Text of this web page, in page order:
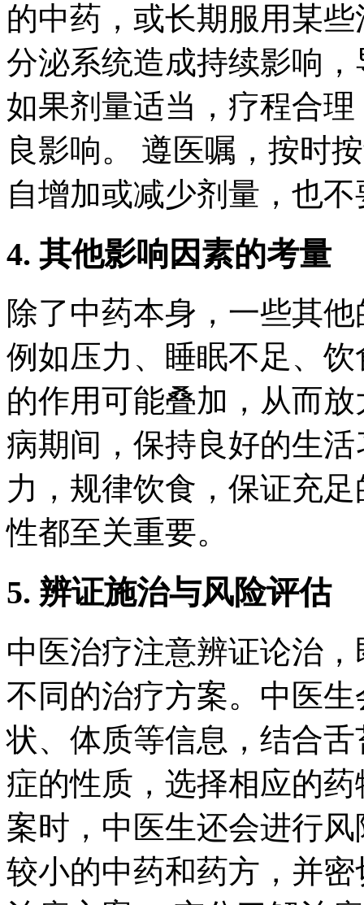
的中药，或长期服用某
分泌系统造成持续影响
如果剂量适当，疗程合
良影响。 遵医嘱，按时
自增加或减少剂量，也
4. 其他影响因素的考量
除了中药本身，一些其
例如压力、睡眠不足、
的作用可能叠加，从而
病期间，保持良好的生
力，规律饮食，保证充
性都至关重要。
5. 辨证施治与风险评估
中医治疗注意辨证论治
不同的治疗方案。中医
状、体质等信息，结合
症的性质，选择相应的
案时，中医生还会进行
较小的中药和药方，并